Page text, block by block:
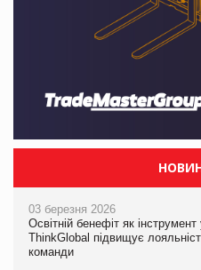
03 березня 2026
Освітній бенефіт як
ThinkGlobal підвищує
команди